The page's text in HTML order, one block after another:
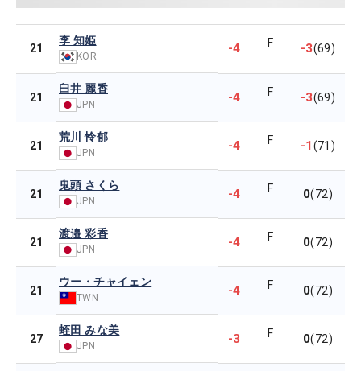
21
李 知姫
KOR
-4 F -3(69)
21
臼井 麗香
JPN -4 F -3(69)
21
荒川 怜郁
JPN -4 F -1(71)
21
鬼頭 さくら
JPN -4 F 0(72)
21
渡邉 彩香
JPN -4 F 0(72)
21
ウー・チャイェン
TWN -4 F 0(72)
27
蛭田 みな美
JPN -3 F 0(72)